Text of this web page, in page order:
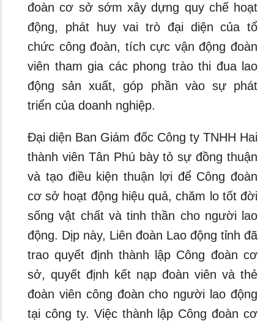
đoàn cơ sở sớm xây dựng quy chế hoạt
động, phát huy vai trò đại diện của tổ
chức công đoàn, tích cực vận động đoàn
viên tham gia các phong trào thi đua lao
động sản xuất, góp phần vào sự phát
triển của doanh nghiệp.
Đại diện Ban Giám đốc Công ty TNHH Hai
thành viên Tân Phú bày tỏ sự đồng thuận
và tạo điều kiện thuận lợi để Công đoàn
cơ sở hoạt động hiệu quả, chăm lo tốt đời
sống vật chất và tinh thần cho người lao
động. Dịp này, Liên đoàn Lao động tỉnh đã
trao quyết định thành lập Công đoàn cơ
sở, quyết định kết nạp đoàn viên và thẻ
đoàn viên công đoàn cho người lao động
tại công ty. Việc thành lập Công đoàn cơ